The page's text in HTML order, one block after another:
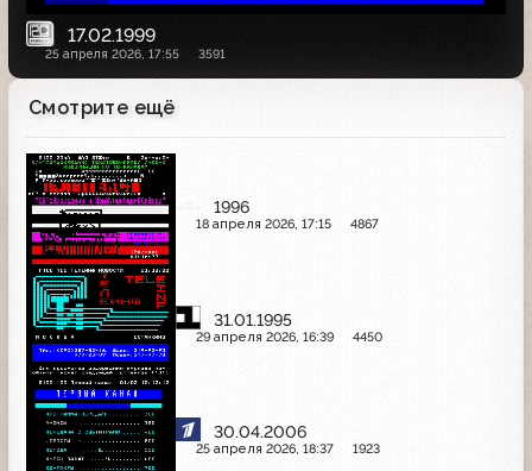
17.02.1999
25 апреля 2026, 17:55 3591
Смотрите ещё
1996
18 апреля 2026, 17:15 4867
31.01.1995
29 апреля 2026, 16:39 4450
30.04.2006
25 апреля 2026, 18:37 1923